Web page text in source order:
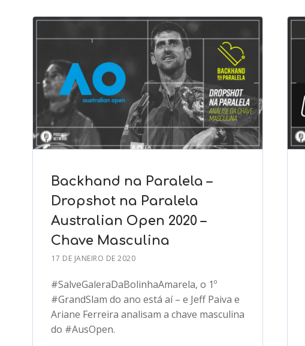
Backhand na Paralela –
Dropshot na Paralela
Australian Open 2020 –
Chave Masculina
17 DE JANEIRO DE 2020
#SalveGaleraDaBolinhaAmarela, o 1º
#GrandSlam do ano está aí – e Jeff Paiva e
Ariane Ferreira analisam a chave masculina
do #AusOpen.